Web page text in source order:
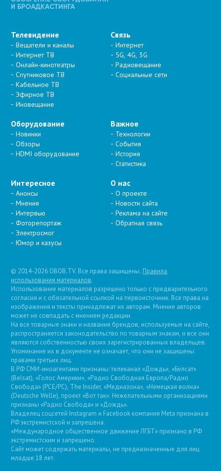
Телевидение
Вещатели и каналы
Интернет ТВ
Онлайн-кинотеатры
Спутниковое ТВ
Кабельное ТВ
Эфирное ТВ
Иновещание
Связь
Интернет
5G, 4G, 3G
Радиовещание
Социальные сети
Оборудование
Новинки
Обзоры
HDMI оборудование
Важное
Технологии
События
История
Статистика
Интересное
Анонсы
Мнения
Интервью
Фоторепортаж
Электросмог
Юмор и казусы
О нас
О проекте
Новости сайта
Реклама на сайте
Обратная связь
© 2014-2026 OBOB.TV. Все права защищены. Правила
использования материалов.
Использование материалов разрешено только с предварительного
согласия и с обязательной ссылкой на первоисточник. Все права на
изображения и тексты принадлежат их авторам. Мнение авторов
может не совпадать с мнением редакции.
На все товарные знаки и названия брендов, используемые на сайте,
распространяется законодательство по товарным знакам, и все они
являются собственностью своих зарегистрированных владельцев.
Упоминание их в документе не означает, что они не защищены
правами третьих лиц.
В РФ СМИ-иноагентами признаны: телеканал «Дождь», «Белсат»
(Belsat), «Голос Америки», «Радио Свободная Европа/Радио
Свобода» (PCE/PC), The Insider, «Медиазона», «Немецкая волна»
(Deutsche Welle), проект «Вот так». Нежелательными организациями
признаны «Радио Свобода» и «Дождь».
Владелец соцсетей Instagram и Facebook компания Metа признана в
РФ экстремистской и запрещена.
«Международное общественное движение ЛГБТ» признано в РФ
экстремистским и запрещено.
Сайт может содержать материалы, не предназначенные для лиц
младше 18 лет.